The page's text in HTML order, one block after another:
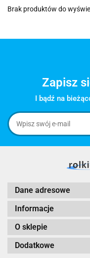
Brak produktów do
Zapisz
I bądź na
Dane adresowe
Informacje
O sklepie
Dodatkowe